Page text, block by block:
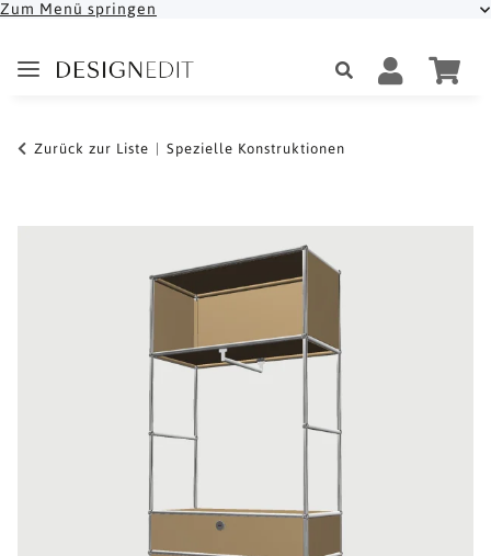
Zum Menü springen
Zurück zur Liste Spezielle Konstruktionen